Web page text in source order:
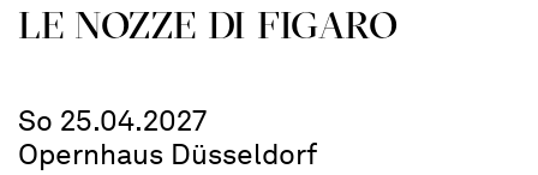
LE NOZZE DI FIGARO
So 25.04.2027
Opernhaus Düsseldorf